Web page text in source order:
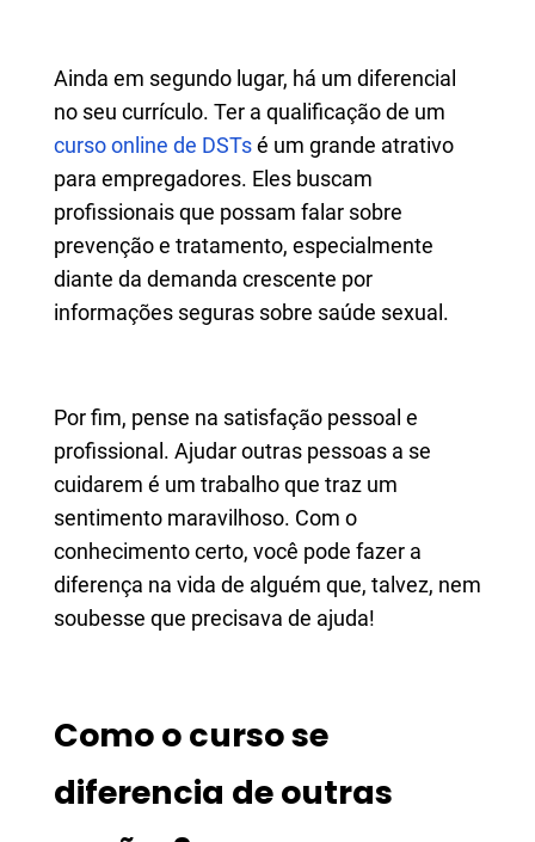
Ainda em segundo lugar, há um diferencial
no seu currículo. Ter a qualificação de um
curso online de DSTsé um grande atrativo
para empregadores. Eles buscam
profissionais que possam falar sobre
prevenção e tratamento, especialmente
diante da demanda crescente por
informações seguras sobre saúde sexual.
Por fim, pense na satisfação pessoal e
profissional. Ajudar outras pessoas a se
cuidarem é um trabalho que traz um
sentimento maravilhoso. Com o
conhecimento certo, você pode fazer a
diferença na vida de alguém que, talvez, nem
soubesse que precisava de ajuda!
Como o curso se
diferencia de outras